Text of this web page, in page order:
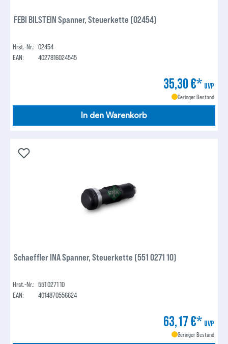
FEBI BILSTEIN Spanner, Steuerkette (02454)
Hrst.-Nr.: 02454
EAN:
4027816024545
35,30 €* UVP
Geringer Bestand
In den Warenkorb
Schaeffler INA Spanner, Steuerkette (551 0271 10)
Hrst.-Nr.: 551 0271 10
EAN:
4014870556624
63,17 €* UVP
Geringer Bestand